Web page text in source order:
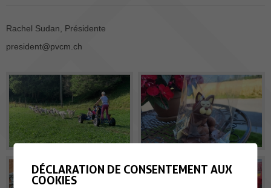
Rachel Sudan, Présidente
president@pvcm.ch
DÉCLARATION DE CONSENTEMENT AUX
COOKIES